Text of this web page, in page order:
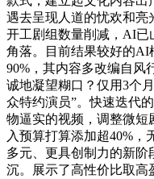
遇去呈现人道的忧欢和亮
开工剧组数量削减，AI已
角落。目前结果较好的AI
90%，其内容多改编自风
诚地凝望糊口？仅用3个
众特约演员”。快速迭代
物逼实的视频，调整微短
入预算打算添加超40%，
多元、更具创制力的新
沉。展示了高性价比取高